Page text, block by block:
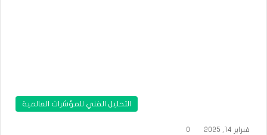
التحليل الفني للمؤشرات العالمية
فبراير 14, 2025 0